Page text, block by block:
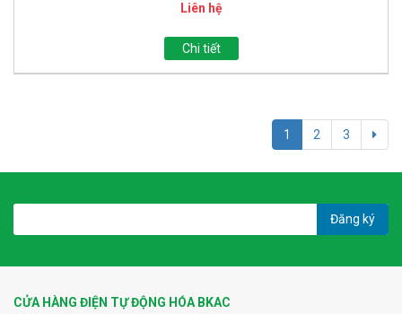
Liên hệ
Chi tiết
1 2 3
Đăng ký
CỬA HÀNG ĐIỆN TỰ ĐỘNG HÓA BKAC